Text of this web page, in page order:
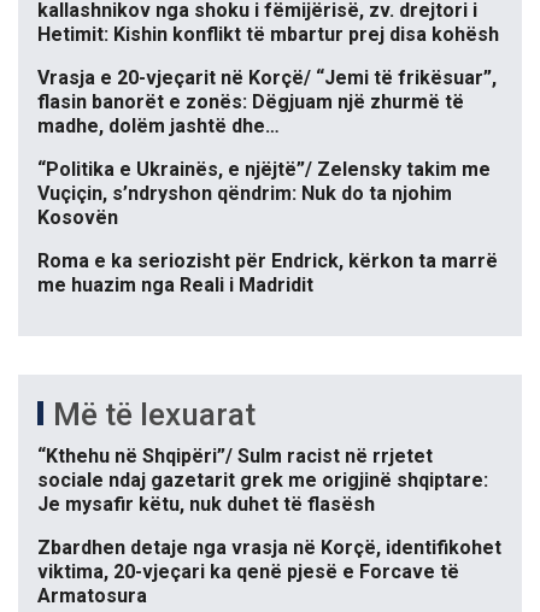
kallashnikov nga shoku i fëmijërisë, zv. drejtori i
Hetimit: Kishin konflikt të mbartur prej disa kohësh
Vrasja e 20-vjeçarit në Korçë/ “Jemi të frikësuar”,
flasin banorët e zonës: Dëgjuam një zhurmë të
madhe, dolëm jashtë dhe…
“Politika e Ukrainës, e njëjtë”/ Zelensky takim me
Vuçiçin, s’ndryshon qëndrim: Nuk do ta njohim
Kosovën
Roma e ka seriozisht për Endrick, kërkon ta marrë
me huazim nga Reali i Madridit
Më të lexuarat
“Kthehu në Shqipëri”/ Sulm racist në rrjetet
sociale ndaj gazetarit grek me origjinë shqiptare:
Je mysafir këtu, nuk duhet të flasësh
Zbardhen detaje nga vrasja në Korçë, identifikohet
viktima, 20-vjeçari ka qenë pjesë e Forcave të
Armatosura